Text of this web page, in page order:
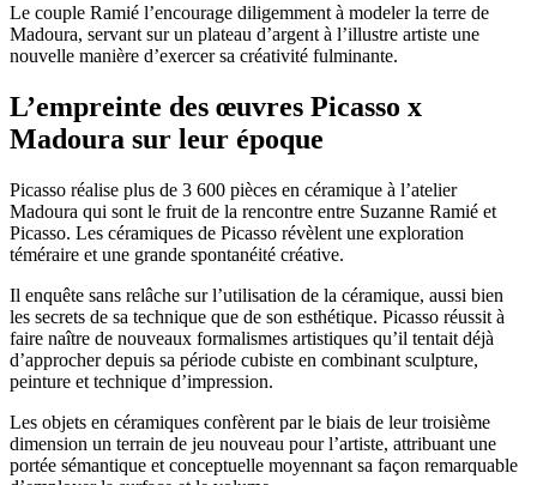
Le couple Ramié l’encourage diligemment à modeler la terre de
Madoura, servant sur un plateau d’argent à l’illustre artiste une
nouvelle manière d’exercer sa créativité fulminante.
L’empreinte des œuvres Picasso x
Madoura sur leur époque
Picasso réalise plus de 3 600 pièces en céramique à l’atelier
Madoura qui sont le fruit de la rencontre entre Suzanne Ramié et
Picasso. Les céramiques de Picasso révèlent une exploration
téméraire et une grande spontanéité créative.
Il enquête sans relâche sur l’utilisation de la céramique, aussi bien
les secrets de sa technique que de son esthétique. Picasso réussit à
faire naître de nouveaux formalismes artistiques qu’il tentait déjà
d’approcher depuis sa période cubiste en combinant sculpture,
peinture et technique d’impression.
Les objets en céramiques confèrent par le biais de leur troisième
dimension un terrain de jeu nouveau pour l’artiste, attribuant une
portée sémantique et conceptuelle moyennant sa façon remarquable